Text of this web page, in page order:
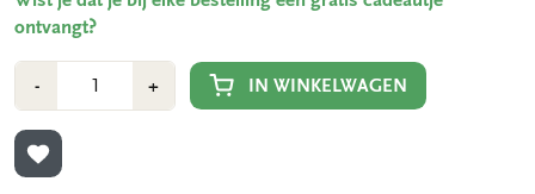
ontvangt?
-Min
1
+Plus
1
IN WINKELWAGEN
TOEVOEGEN AAN VERLANGLIJST